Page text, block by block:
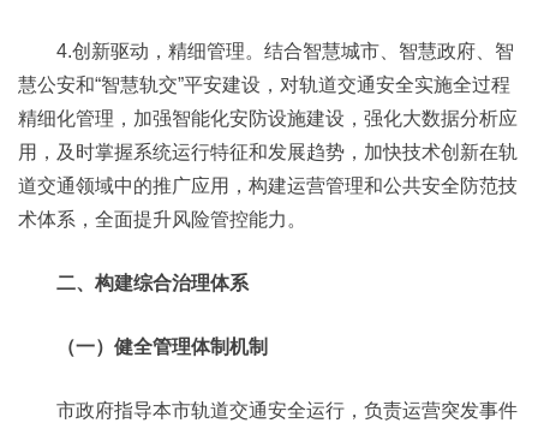
4.创新驱动，精细管理。结合智慧城市、智慧政府、智
慧公安和“智慧轨交”平安建设，对轨道交通安全实施全过程
精细化管理，加强智能化安防设施建设，强化大数据分析应
用，及时掌握系统运行特征和发展趋势，加快技术创新在轨
道交通领域中的推广应用，构建运营管理和公共安全防范技
术体系，全面提升风险管控能力。
二、构建综合治理体系
（一）健全管理体制机制
市政府指导本市轨道交通安全运行，负责运营突发事件